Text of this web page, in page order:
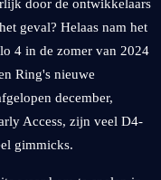
door de ontwikkelaars
geval? Helaas nam het
4 in de zomer van 2024
Ring's nieuwe
december,
Access, zijn veel D4-
gimmicks.